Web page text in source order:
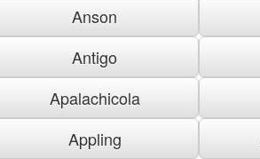
Anson
Antigo
Apalachicola
Appling